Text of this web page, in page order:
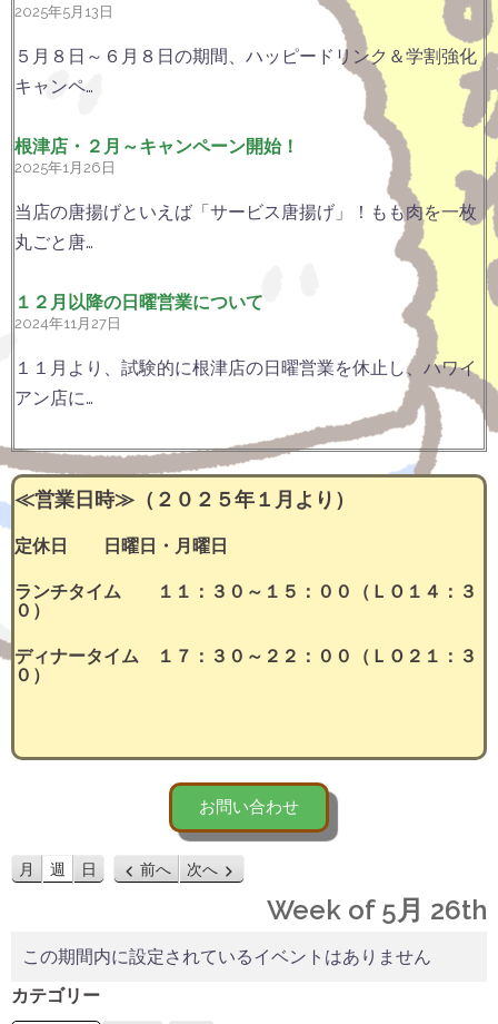
2025年5月13日
５月８日～６月８日の期間、ハッピードリンク＆学割強化
キャンペ…
根津店・２月～キャンペーン開始！
2025年1月26日
当店の唐揚げといえば「サービス唐揚げ」！もも肉を一枚
丸ごと唐…
１２月以降の日曜営業について
2024年11月27日
１１月より、試験的に根津店の日曜営業を休止し、ハワイ
アン店に…
≪営業日時≫（２０２５年１月より）
定休日 日曜日・月曜日
ランチタイム １１：３０～１５：００（ＬＯ１４：３
０）
ディナータイム １７：３０～２２：００（ＬＯ２１：３
０）
お問い合わせ
月 週 日 前へ 次へ
Week of 5月 26th
この期間内に設定されているイベントはありません
カテゴリー